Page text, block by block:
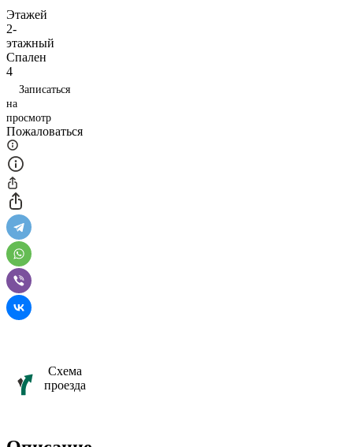
Этажей
2-
этажный
Спален
4
Записаться
на
просмотр
Пожаловаться
Схема
проезда